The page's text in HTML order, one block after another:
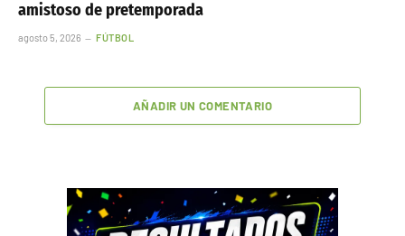
amistoso de pretemporada
agosto 5, 2026 FÚTBOL
AÑADIR UN COMENTARIO